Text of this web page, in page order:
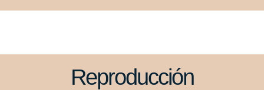
Reproducción